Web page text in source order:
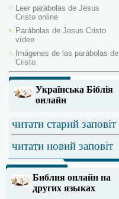
Leer parábolas de Jesus
Cristo online
Parábolas de Jesus Cristo
vídeo
Imágenes de las parábolas de
Cristo
Українська Біблія
онлайн
читати старий заповіт
читати новий заповіт
Библия онлайн на
других языках